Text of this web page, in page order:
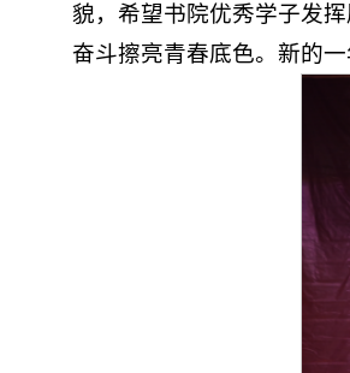
貌，希望书院优秀学子发
奋斗擦亮青春底色。新的